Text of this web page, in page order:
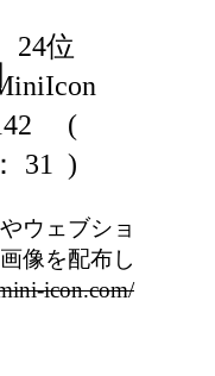
24位
(
： 31 )
ウェブショ
像を配布し
icon.com/